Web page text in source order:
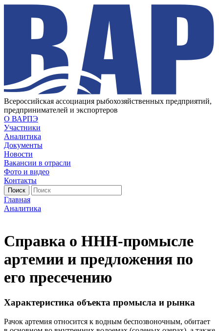
Всероссийская ассоциация рыбохозяйственных предприятий,
предпринимателей и экспортеров
О ВАРПЭ
Участники
Аналитика
Документы
Новости
Вакансии в отрасли
Фото и видео
Контакты
Главная
Аналитика
Справка о ННН-промысле
артемии и предложения по
его пресечению
Характеристика объекта промысла и рынка
Рачок артемия относится к водным беспозвоночным, обитает